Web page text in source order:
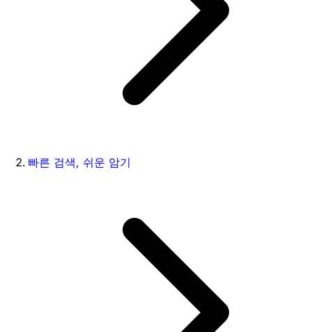
빠른 검색, 쉬운 암기